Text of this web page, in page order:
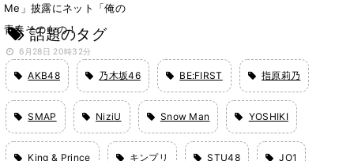
Me」披露にネット「俺の
青春そのもの！」
6月28日 20時32分
話題のタグ
AKB48 乃木坂46 BE:FIRST 指原莉乃
SMAP NiziU Snow Man YOSHIKI
King & Prince キンプリ STU48 JO1